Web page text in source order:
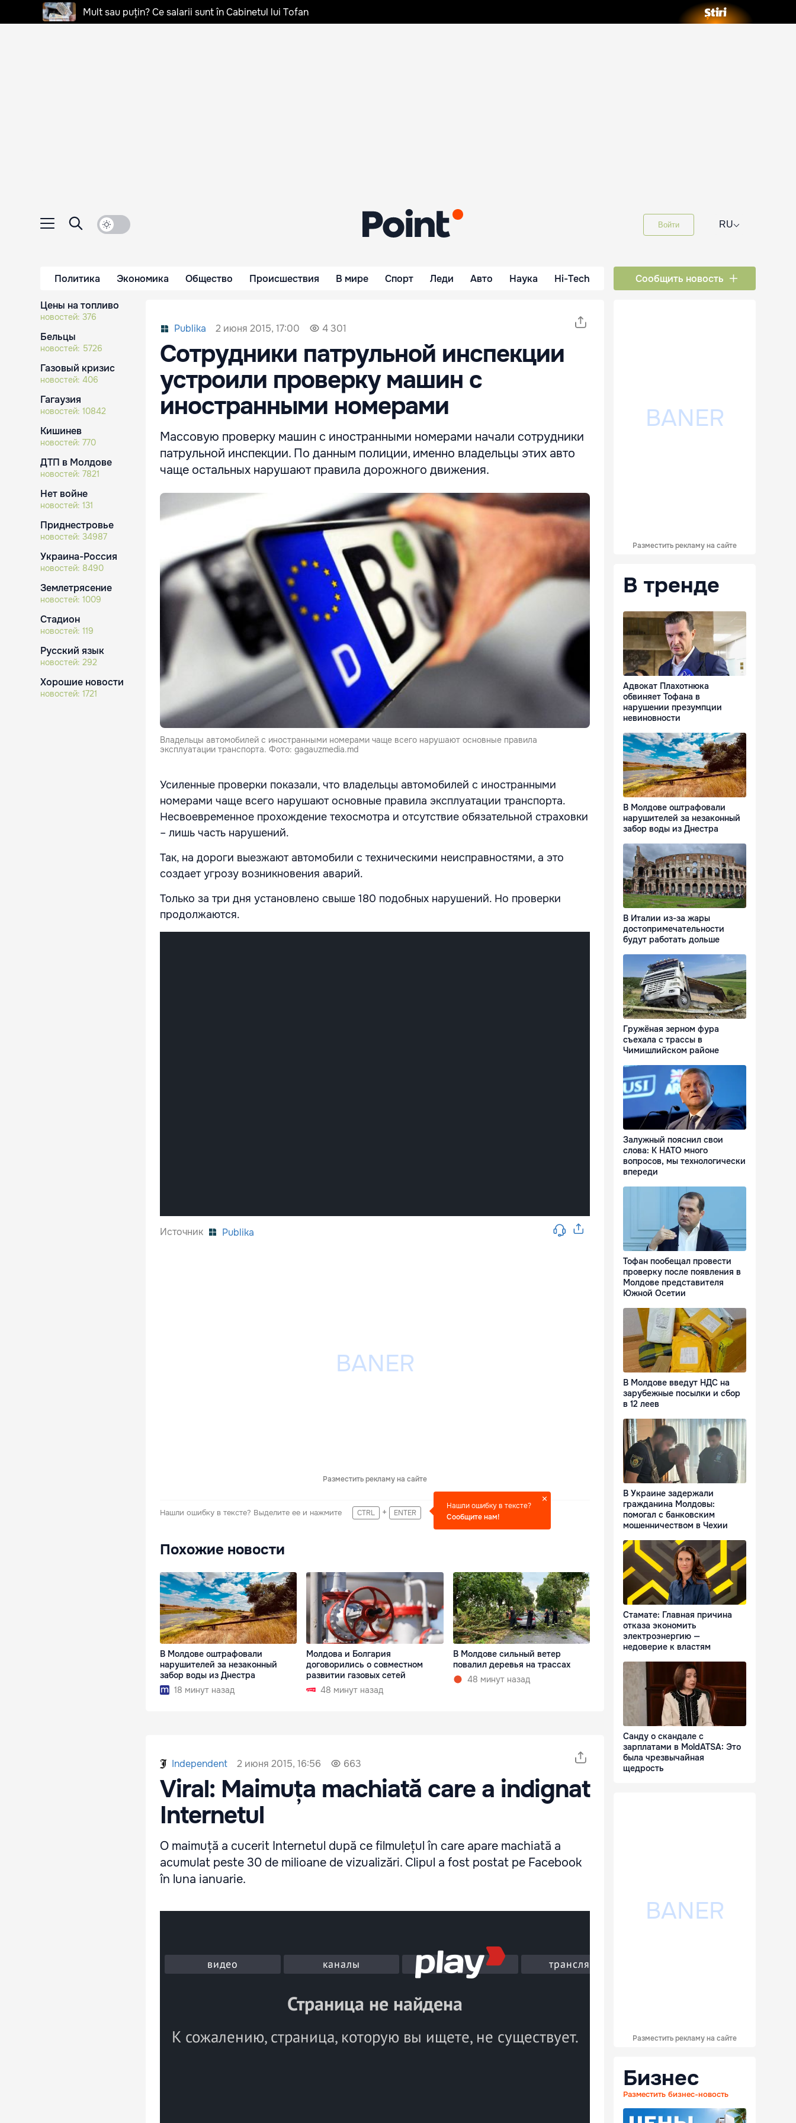
Mult sau puțin? Ce salarii sunt în Cabinetul lui Tofan
Войти RU⌵
Политика Экономика Общество Происшествия В мире Спорт Леди Авто Наука Hi-Tech Сообщить новость
Цены на топливо
новостей: 376
Бельцы
новостей: 5726
Газовый кризис
новостей: 406
Гагаузия
новостей: 10842
Кишинев
новостей: 770
ДТП в Молдове
новостей: 7821
Нет войне
новостей: 131
Приднестровье
новостей: 34987
Украина-Россия
новостей: 8490
Землетрясение
новостей: 1009
Стадион
новостей: 119
Русский язык
новостей: 292
Хорошие новости
новостей: 1721
Publika 2 июня 2015, 17:00 4 301
Сотрудники патрульной инспекции
устроили проверку машин с
иностранными номерами
Массовую проверку машин с иностранными номерами начали сотрудники
патрульной инспекции. По данным полиции, именно владельцы этих авто
чаще остальных нарушают правила дорожного движения.
Владельцы автомобилей с иностранными номерами чаще всего нарушают основные правила
эксплуатации транспорта. Фото: gagauzmedia.md
Усиленные проверки показали, что владельцы автомобилей с иностранными
номерами чаще всего нарушают основные правила эксплуатации транспорта.
Несвоевременное прохождение техосмотра и отсутствие обязательной страховки
– лишь часть нарушений.
Так, на дороги выезжают автомобили с техническими неисправностями, а это
создает угрозу возникновения аварий.
Только за три дня установлено свыше 180 подобных нарушений. Но проверки
продолжаются.
Источник Publika
Разместить рекламу на сайте
Нашли ошибку в тексте? Выделите ее и нажмите CTRL + ENTER
Нашли ошибку в тексте?
Сообщите нам!
Похожие новости
В Молдове оштрафовали
нарушителей за незаконный
забор воды из Днестра
18 минут назад
Молдова и Болгария
договорились о совместном
развитии газовых сетей
48 минут назад
В Молдове сильный ветер
повалил деревья на трассах
48 минут назад
Independent 2 июня 2015, 16:56 663
Viral: Maimuța machiată care a indignat
Internetul
O maimuță a cucerit Internetul după ce filmulețul în care apare machiată a
acumulat peste 30 de milioane de vizualizări. Clipul a fost postat pe Facebook
în luna ianuarie.
Разместить рекламу на сайте
В тренде
Адвокат Плахотнюка
обвиняет Тофана в
нарушении презумпции
невиновности
В Молдове оштрафовали
нарушителей за незаконный
забор воды из Днестра
В Италии из-за жары
достопримечательности
будут работать дольше
Гружёная зерном фура
съехала с трассы в
Чимишлийском районе
Залужный пояснил свои
слова: К НАТО много
вопросов, мы технологически
впереди
Тофан пообещал провести
проверку после появления в
Молдове представителя
Южной Осетии
В Молдове введут НДС на
зарубежные посылки и сбор
в 12 леев
В Украине задержали
гражданина Молдовы:
помогал с банковским
мошенничеством в Чехии
Стамате: Главная причина
отказа экономить
электроэнергию —
недоверие к властям
Санду о скандале с
зарплатами в MoldATSA: Это
была чрезвычайная
щедрость
Разместить рекламу на сайте
Бизнес
Разместить бизнес-новость